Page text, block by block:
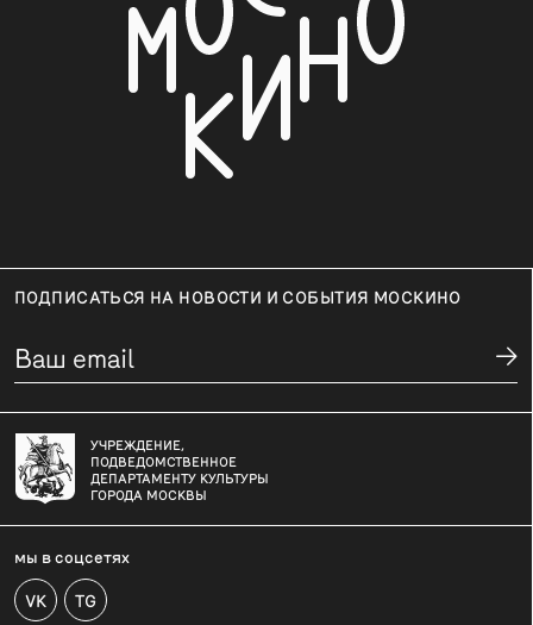
ПОДПИСАТЬСЯ НА НОВОСТИ И СОБЫТИЯ МОСКИНО
УЧРЕЖДЕНИЕ,
ПОДВЕДОМСТВЕННОЕ
ДЕПАРТАМЕНТУ КУЛЬТУРЫ
ГОРОДА МОСКВЫ
мы в соцсетях
VK TG